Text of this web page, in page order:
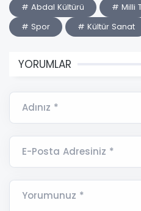
# Abdal Kültürü
# Milli
# Spor
# Kültür Sanat
YORUMLAR
Adınız *
E-Posta Adresiniz *
Yorumunuz *